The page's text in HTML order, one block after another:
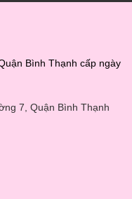
Bình Thạnh cấp ngày
7, Quận Bình Thạnh